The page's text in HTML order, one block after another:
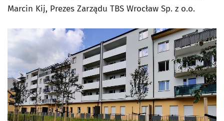
Marcin Kij, Prezes Zarządu TBS Wrocław Sp. z o.o.